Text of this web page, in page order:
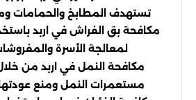
تستهدف المطابخ والحمامات
مكافحة بق الفراش في اربد
لمعالجة الأسرة
مكافحة النمل في اربد من
مستعمرات النمل ومنع